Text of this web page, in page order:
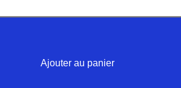
Ajouter au panier